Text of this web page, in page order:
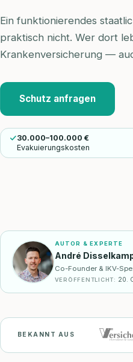
Ein funktionierendes
praktisch nicht. Wer dort
Krankenversicherung —
Schutz anfragen
30.000–100.000 €
Evakuierungskosten
AUTOR & EXPERTE
André
Co-Founder & IKV-
VERÖFFENTLICHT: 20.
BEKANNT AUS